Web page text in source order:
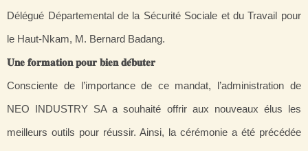
Délégué Départemental de la Sécurité Sociale et du Travail pour
le Haut-Nkam, M. Bernard Badang.
𝐔𝐧𝐞𝐟𝐨𝐫𝐦𝐚𝐭𝐢𝐨𝐧𝐩𝐨𝐮𝐫𝐛𝐢𝐞𝐧𝐝𝐞́𝐛𝐮𝐭𝐞𝐫
Consciente de l’importance de ce mandat, l’administration de
NEO INDUSTRY SA a souhaité offrir aux nouveaux élus les
meilleurs outils pour réussir. Ainsi, la cérémonie a été précédée